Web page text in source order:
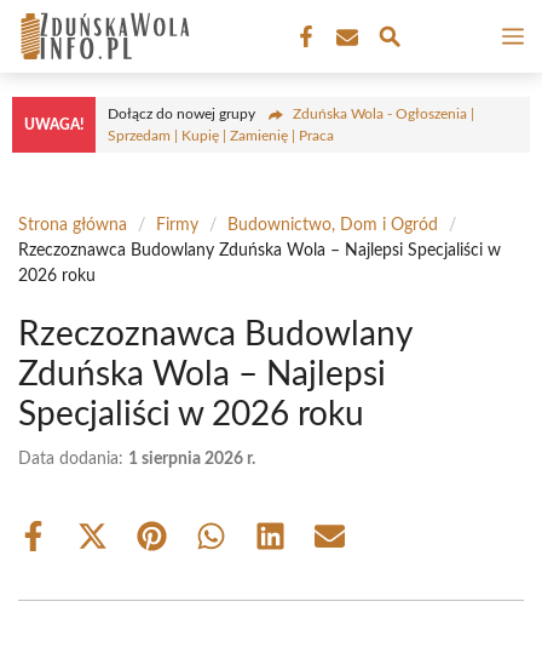
Przejdź
treści
UWAGA!
Dołącz do nowej grupy
Zduńska Wola - Ogłoszenia |
Sprzedam | Kupię | Zamienię | Praca
Strona główna / Firmy / Budownictwo, Dom i Ogród
/
Rzeczoznawca Budowlany Zduńska Wola – Najlepsi Specjaliści w
2026 roku
Rzeczoznawca Budowlany
Zduńska Wola – Najlepsi
Specjaliści w 2026 roku
Data dodania: 1 sierpnia 2026 r.
Share
Share
(Twitter)
Share Share Share Share